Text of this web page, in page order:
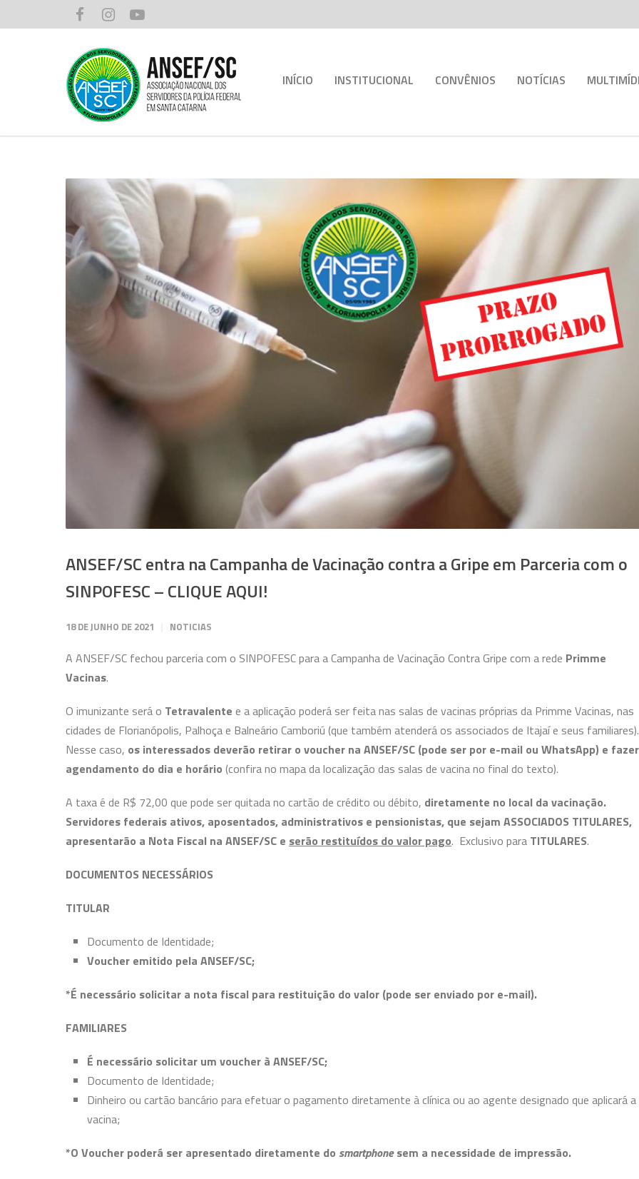
INÍCIO INSTITUCIONAL CONVÊNIOS NOTÍCIAS
ANSEF/SC entra na Campanha de Vacinação contra a Gripe em Parceria com o
SINPOFESC – CLIQUE AQUI!
18 DE JUNHO DE 2021 NOTICIAS
A ANSEF/SC fechou parceria com o SINPOFESC para a Campanha de Vacinação Contra Gripe com a rede Primme
Vacinas.
O imunizante será o Tetravalente e a aplicação poderá ser feita nas salas de vacinas próprias da Primme Vacinas, nas
cidades de Florianópolis, Palhoça e Balneário Camboriú (que também atenderá os associados de Itajaí e seus familiares).
Nesse caso, os interessados deverão retirar o voucher na ANSEF/SC (pode ser por e-mail ou WhatsApp) e
agendamento do dia e horário (confira no mapa da localização das salas de vacina no final do texto).
A taxa é de R$ 72,00 que pode ser quitada no cartão de crédito ou débito, diretamente no local da vacinação.
Servidores federais ativos, aposentados, administrativos e pensionistas, que sejam ASSOCIADOS TITULARES,
apresentarão a Nota Fiscal na ANSEF/SC e serão restituídos do valor pago. Exclusivo para TITULARES.
DOCUMENTOS NECESSÁRIOS
TITULAR
Documento de Identidade;
Voucher emitido pela ANSEF/SC;
*É necessário solicitar a nota fiscal para restituição do valor (pode ser enviado por e-mail).
FAMILIARES
É necessário solicitar um voucher à ANSEF/SC;
Documento de Identidade;
Dinheiro ou cartão bancário para efetuar o pagamento diretamente à clínica ou ao agente designado que aplicará a
vacina;
*O Voucher poderá ser apresentado diretamente do smartphonesem a necessidade de impressão.